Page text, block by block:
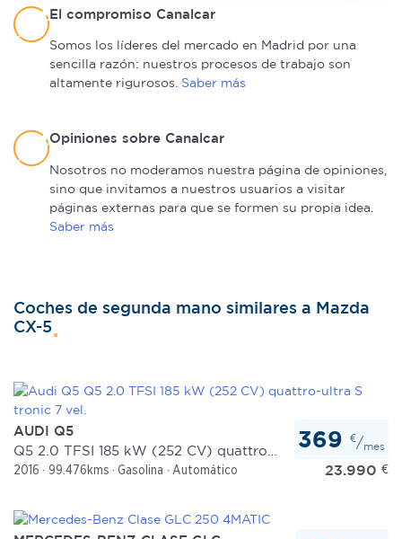
sección de datos. Puede cambiar o retirar su
consentimiento en cualquier momento en la Declaración
de cookies.
Las cookies de este sitio web se usan para personalizar
sociales y analizar el tráfico. Además, compartimos
información sobre el uso que haga del sitio web con
nuestros partners de redes sociales, publicidad y análisis
web, quienes pueden combinarla con otra información
que les haya proporcionado o que hayan recopilado a
El compromiso Canalcar
Somos los líderes del mercado en Madrid por una
sencilla razón: nuestros procesos de trabajo son
altamente rigurosos. Saber más
Opiniones sobre Canalcar
Nosotros no moderamos nuestra página de opiniones,
sino que invitamos a nuestros usuarios a visitar
páginas externas para que se formen su propia idea.
Saber más
Coches de segunda mano similares a Mazda
CX-5
AUDI Q5
2016 99.476kms Gasolina Automático 23.990 €
369 €/mes